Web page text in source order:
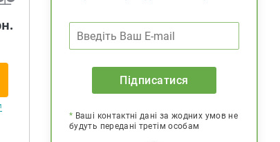
Підписатися
* Ваші контактні дані за жодних умов не
будуть передані третім особам